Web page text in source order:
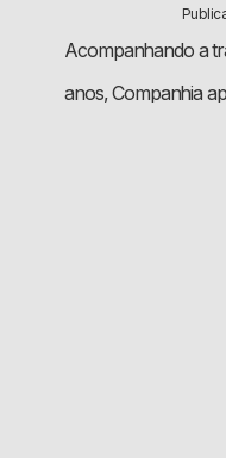
Acompanhando a
anos, Companhia